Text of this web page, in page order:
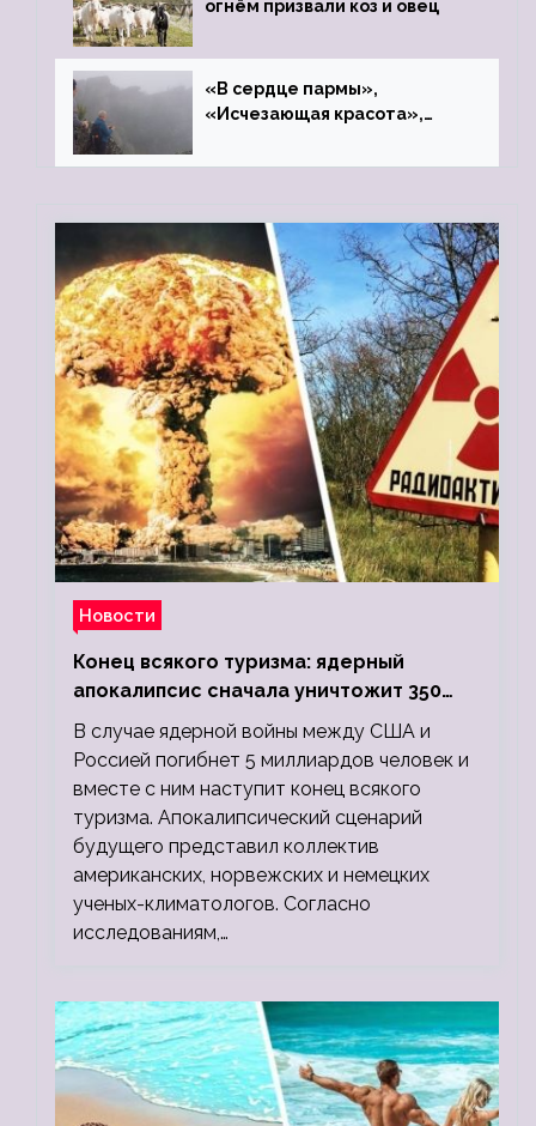
огнём призвали коз и овец
«В сердце пармы»,
«Исчезающая красота»,
Новости
Конец всякого туризма: ядерный
апокалипсис сначала уничтожит 350
миллионов, а потом 5 миллиардов
людей
В случае ядерной войны между США и
Россией погибнет 5 миллиардов человек и
вместе с ним наступит конец всякого
туризма. Апокалипсический сценарий
будущего представил коллектив
американских, норвежских и немецких
ученых-климатологов. Согласно
исследованиям,…